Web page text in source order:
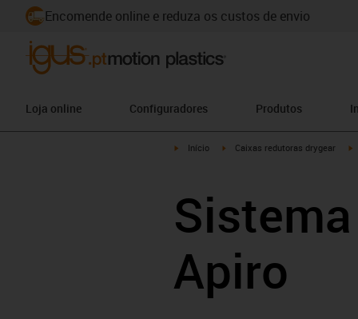
Encomende online e reduza os custos de envio
Loja online Configuradores Produtos
igus-icon-arrow-right
Início igus-icon-arrow-right
Caixas redutoras drygear
Apiro